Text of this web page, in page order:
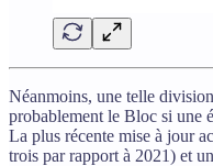
Néanmoins, une telle
probablement le Bloc si une
La plus récente mise à jour
trois par rapport à 2021) et